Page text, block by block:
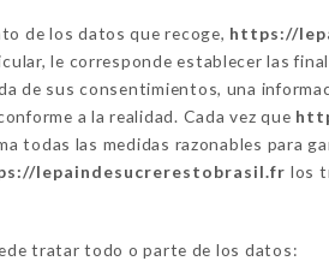
de los datos que recoge, https://
le corresponde establecer las
de sus consentimientos, una
a la realidad. Cada vez que
todas las medidas razonables para
lepaindesucrerestobrasil.fr los
tratar todo o parte de los datos: